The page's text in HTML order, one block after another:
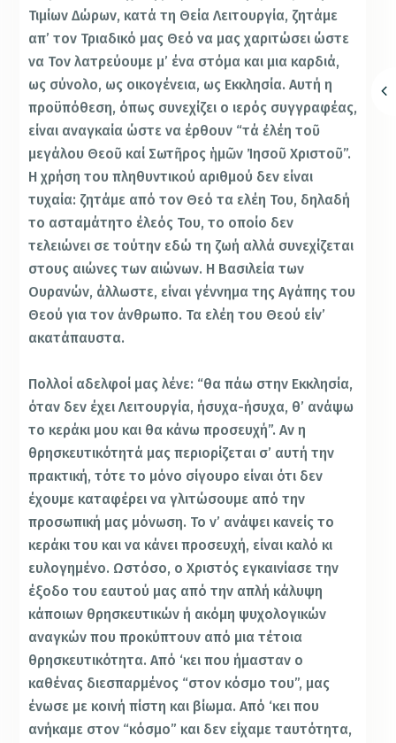
Τιμίων Δώρων, κατά τη Θεία Λειτουργία, ζητάμε
απ’ τον Τριαδικό μας Θεό να μας χαριτώσει ώστε
να Τον λατρεύουμε μ’ ένα στόμα και μια καρδιά,
ως σύνολο, ως οικογένεια, ως Εκκλησία. Αυτή η
προϋπόθεση, όπως συνεχίζει ο ιερός συγγραφέας,
είναι αναγκαία ώστε να έρθουν “τά ἐλέη τοῦ
μεγάλου Θεοῦ καί Σωτῆρος ἡμῶν Ἰησοῦ Χριστοῦ”.
Η χρήση του πληθυντικού αριθμού δεν είναι
τυχαία: ζητάμε από τον Θεό τα ελέη Του, δηλαδή
το ασταμάτητο έλεός Του, το οποίο δεν
τελειώνει σε τούτην εδώ τη ζωή αλλά συνεχίζεται
στους αιώνες των αιώνων. Η Βασιλεία των
Ουρανών, άλλωστε, είναι γέννημα της Αγάπης του
Θεού για τον άνθρωπο. Τα ελέη του Θεού είν’
ακατάπαυστα.
Πολλοί αδελφοί μας λένε: “θα πάω στην Εκκλησία,
όταν δεν έχει Λειτουργία, ήσυχα-ήσυχα, θ’ ανάψω
το κεράκι μου και θα κάνω προσευχή”. Αν η
θρησκευτικότητά μας περιορίζεται σ’ αυτή την
πρακτική, τότε το μόνο σίγουρο είναι ότι δεν
έχουμε καταφέρει να γλιτώσουμε από την
προσωπική μας μόνωση. Το ν’ ανάψει κανείς το
κεράκι του και να κάνει προσευχή, είναι καλό κι
ευλογημένο. Ωστόσο, ο Χριστός εγκαινίασε την
έξοδο του εαυτού μας από την απλή κάλυψη
κάποιων θρησκευτικών ή ακόμη ψυχολογικών
αναγκών που προκύπτουν από μια τέτοια
θρησκευτικότητα. Από ‘κει που ήμασταν ο
καθένας διεσπαρμένος “στον κόσμο του”, μας
ένωσε με κοινή πίστη και βίωμα. Από ‘κει που
ανήκαμε στον “κόσμο” και δεν είχαμε ταυτότητα,